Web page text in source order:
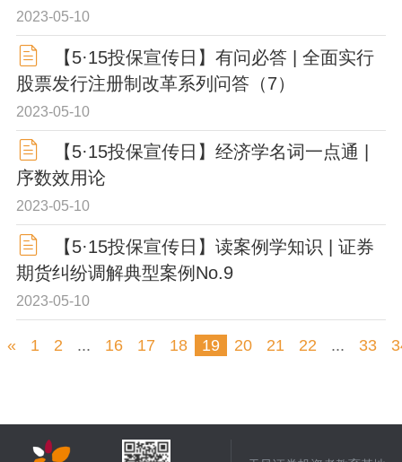
2023-05-10
【5·15投保宣传日】有问必答 | 全面实行
股票发行注册制改革系列问答（7）
2023-05-10
【5·15投保宣传日】经济学名词一点通 |
序数效用论
2023-05-10
【5·15投保宣传日】读案例学知识 | 证券
期货纠纷调解典型案例No.9
2023-05-10
« 1 2 ... 16 17 18 19 20 21 22 ... 33